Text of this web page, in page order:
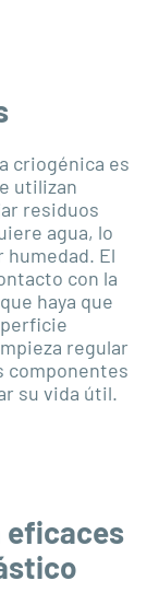
criogénica es
utilizan
residuos
agua, lo
humedad. El
con la
haya que
regular
componentes
su vida útil.
eficaces